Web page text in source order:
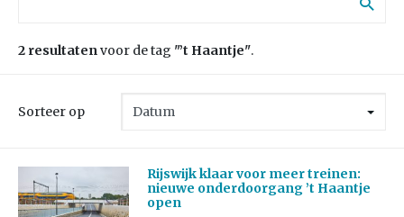
2 resultatenvoor de tag "’t Haantje".
Sorteer op
Rijswijk klaar voor meer treinen:
nieuwe onderdoorgang ’t Haantje
open